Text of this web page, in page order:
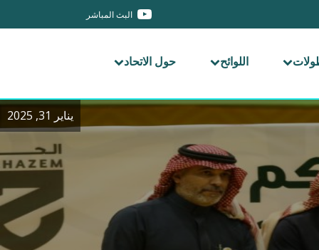
البث المباشر
اللوائح حول الاتحاد
يناير 31, 2025